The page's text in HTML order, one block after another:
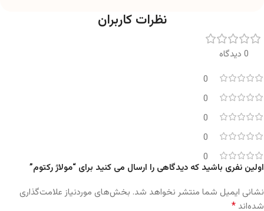
نظرات کاربران
0 دیدگاه
0
0
0
0
0
اولین نفری باشید که دیدگاهی را ارسال می کنید برای “مولاژ رکتوم”
نشانی ایمیل شما منتشر نخواهد شد. بخش‌های موردنیاز علامت‌گذاری
شده‌اند *